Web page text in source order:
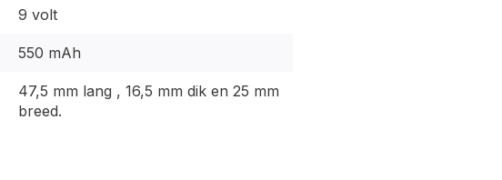
9 volt
550 mAh
47,5 mm lang , 16,5 mm dik en 25 mm
breed.